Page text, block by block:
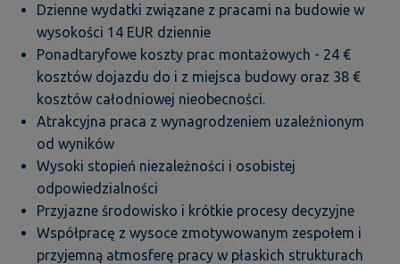
Dzienne wydatki związane z pracami na budowie w
wysokości 14 EUR dziennie
Ponadtaryfowe koszty prac montażowych - 24 €
kosztów dojazdu do i z miejsca budowy oraz 38 €
kosztów całodniowej nieobecności.
Atrakcyjna praca z wynagrodzeniem uzależnionym
od wyników
Wysoki stopień niezależności i osobistej
odpowiedzialności
Przyjazne środowisko i krótkie procesy decyzyjne
Współpracę z wysoce zmotywowanym zespołem i
przyjemną atmosferę pracy w płaskich strukturach